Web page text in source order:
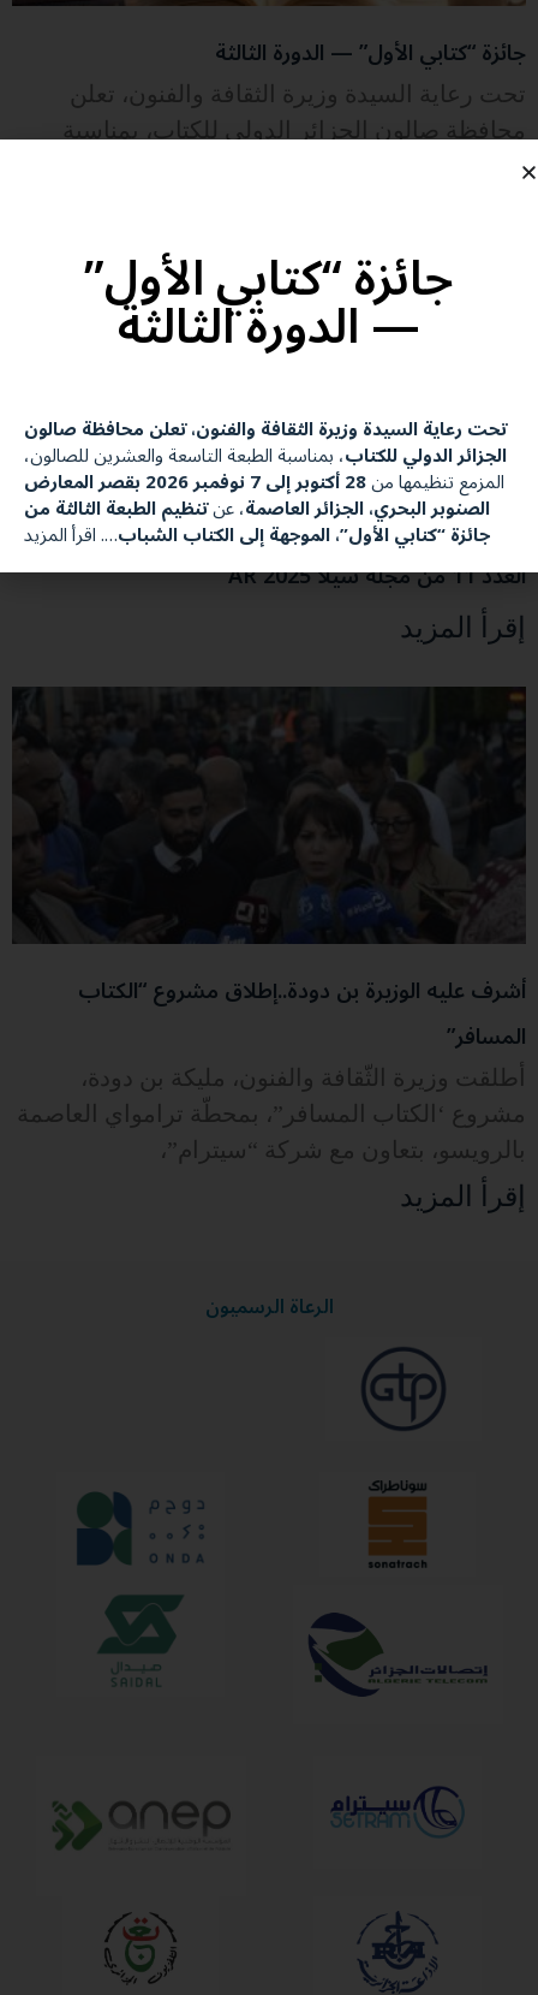
جائزة “كتابي الأول” — الدورة الثالثة
تحت رعاية السيدة وزيرة الثقافة والفنون، تعلن
محافظة صالون الجزائر الدولي للكتاب، بمناسبة
الطبعة التاسعة والعشرين للصالون، المزمع
العدد 11 من مجلة سيلا 2025 AR
إقرأ المزيد
أشرف عليه الوزيرة بن دودة..إطلاق مشروع “الكتاب
المسافر”
أطلقت وزيرة الثّقافة والفنون، مليكة بن دودة،
مشروع ‘الكتاب المسافر”، بمحطّة ترامواي العاصمة
بالرويسو، بتعاون مع شركة “سيترام”،
إقرأ المزيد
الرعاة الرسميون
جائزة “كتابي الأول”
— الدورة الثالثة
تحت رعاية السيدة وزيرة الثقافة والفنون، تعلن محافظة صالون
الجزائر الدولي للكتاب، بمناسبة الطبعة التاسعة والعشرين للصالون،
المزمع تنظيمها من 28 أكتوبر إلى 7 نوفمبر 2026 بقصر المعارض
الصنوبر البحري، الجزائر العاصمة، عنتنظيم الطبعة الثالثة من
جائزة “كتابي الأول”، الموجهة إلى الكتاب الشباب….اقرأ المزيد